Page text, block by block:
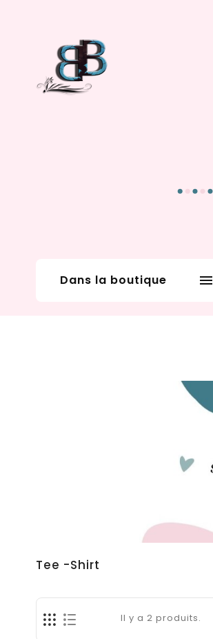
Dans la boutique 
Tee -Shirt
Il y a 2 produits.